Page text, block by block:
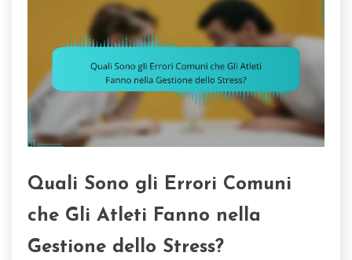
Quali Sono gli Errori Comuni
che Gli Atleti Fanno nella
Gestione dello Stress?